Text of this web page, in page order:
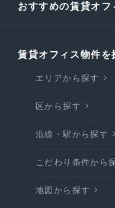
おすすめの賃貸オ
賃貸オフィス物件を
エリアから探す
区から探す
沿線・駅から探す
こだわり条件から
地図から探す